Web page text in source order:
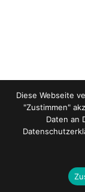
Diese Webseite
"Zustimmen"
Daten an